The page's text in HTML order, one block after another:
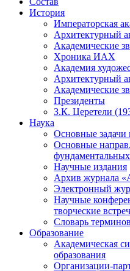
История
Императорская
Архитектурный
Академические
Хроника ИАХ
Академия
Архитектурный
Академические
Президенты
З.К. Церетели
Наука
Основные задачи
Основные
Научные издания
Архив журнала
Электронный
Научные
творческие
Словарь терминов
Образование
Академическая
образования
Организации-